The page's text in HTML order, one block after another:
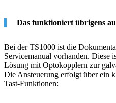
Das funktioniert übrigens
Bei der TS1000 ist die
Servicemanual vorhanden. Diese
Lösung mit Optokopplern zur
Die Ansteuerung erfolgt über ein
Tast-Funktionen: